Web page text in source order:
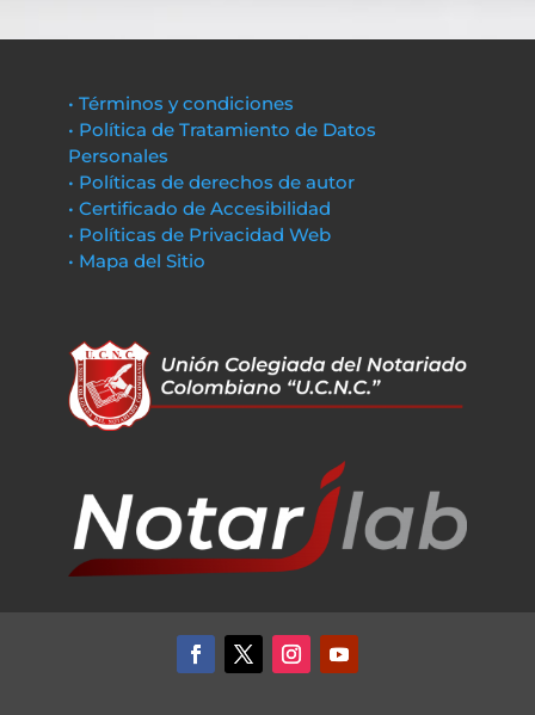
• Términos y condiciones
• Política de Tratamiento de Datos
Personales
• Políticas de derechos de autor
• Certificado de Accesibilidad
• Políticas de Privacidad Web
• Mapa del Sitio